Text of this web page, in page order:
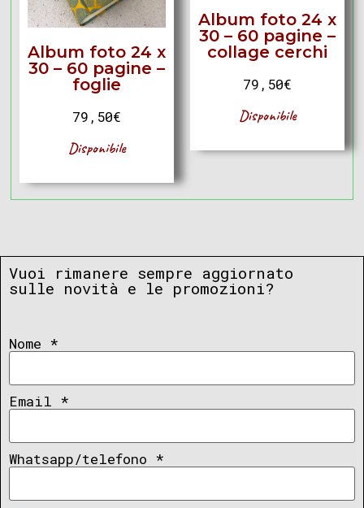
Album foto 24 x
30 – 60 pagine –
collage cerchi
79,50€
Disponibile
Album foto 24 x
30 – 60 pagine –
foglie
79,50€
Disponibile
Vuoi rimanere sempre aggiornato
sulle novità e le promozioni?
Nome *
Email *
Whatsapp/telefono *